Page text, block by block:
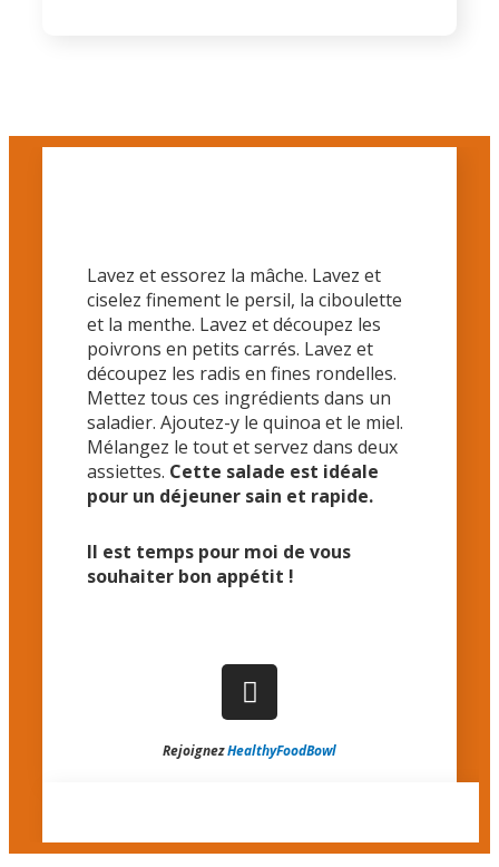
Lavez et essorez la mâche. Lavez et
ciselez finement le persil, la ciboulette
et la menthe. Lavez et découpez les
poivrons en petits carrés. Lavez et
découpez les radis en fines rondelles.
Mettez tous ces ingrédients dans un
saladier. Ajoutez-y le quinoa et le miel.
Mélangez le tout et servez dans deux
assiettes. Cette salade est idéale
pour un déjeuner sain et rapide.
Il est temps pour moi de vous
souhaiter bon appétit !
RejoignezHealthyFoodBowl